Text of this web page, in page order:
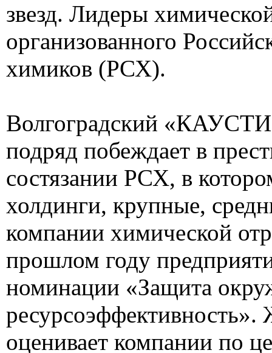
звезд. Лидеры
организованного
химиков (РСХ).
Волгоградский
подряд побеждает в
состязании РСХ, в
холдинги, крупные,
компании химической
прошлом году
номинации «Защита
оценивает компании по